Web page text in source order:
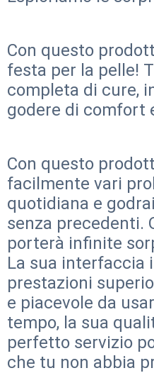
Con questo
festa per la pelle!
completa di cure,
godere di comfort
Con questo
facilmente vari
quotidiana e
senza precedenti.
porterà infinite
La sua interfaccia
prestazioni
e piacevole da
tempo, la sua
perfetto servizio
che tu non abbia